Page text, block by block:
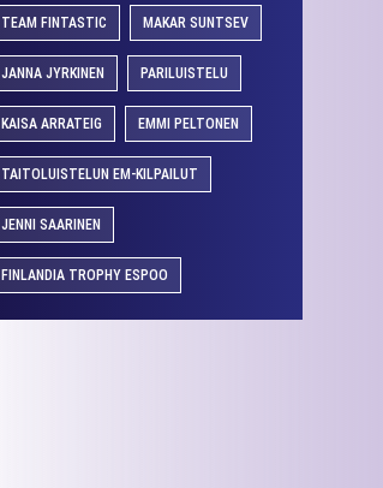
TEAM FINTASTIC MAKAR SUNTSEV
JANNA JYRKINEN PARILUISTELU
KAISA ARRATEIG EMMI PELTONEN
TAITOLUISTELUN EM-KILPAILUT
JENNI SAARINEN
FINLANDIA TROPHY ESPOO